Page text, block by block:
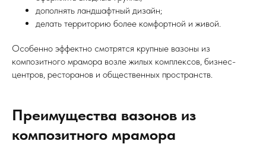
дополнять ландшафтный дизайн;
делать территорию более комфортной и живой.
Особенно эффектно смотрятся крупные вазоны из
композитного мрамора возле жилых комплексов, бизнес-
центров, ресторанов и общественных пространств.
Преимущества вазонов из
композитного мрамора